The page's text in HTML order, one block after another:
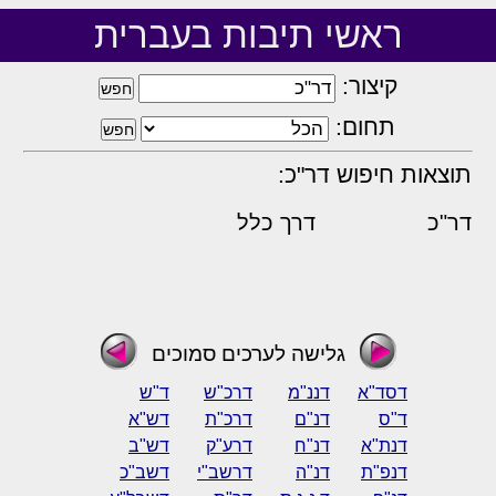
ראשי תיבות בעברית
קיצור:
תחום:
תוצאות חיפוש דר"כ:
דר"כ דרך כלל
גלישה לערכים סמוכים
דסד"א דננ"מ דרכ"ש
ד"ש
ד"ס
דנ"ם דרכ"ת
דש"א
דנת"א
דנ"ח דרע"ק
דש"ב
דנפ"ת
דנ"ה דרשב"י
דשב"כ